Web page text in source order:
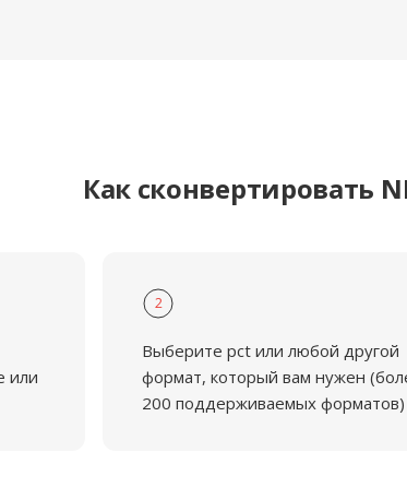
Как сконвертировать
или
2
Выберите pct или любой другой
формат, который вам нужен
200 поддерживаемых форматов)